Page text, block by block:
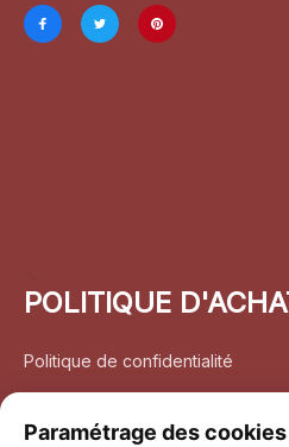
POLITIQUE
Politique de confidentialité
Paramétrage des cookies